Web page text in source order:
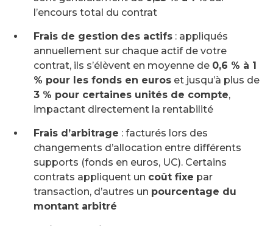
l’encours total du contrat
Frais de gestion des actifs : appliqués
annuellement sur chaque actif de votre
contrat, ils s’élèvent en moyenne de 0,6 % à 1
% pour les fonds en euros et jusqu’à plus de
3 % pour certaines unités de compte,
impactant directement la rentabilité
Frais d’arbitrage : facturés lors des
changements d’allocation entre différents
supports (fonds en euros, UC). Certains
contrats appliquent un coût fixe par
transaction, d’autres un pourcentage du
montant arbitré